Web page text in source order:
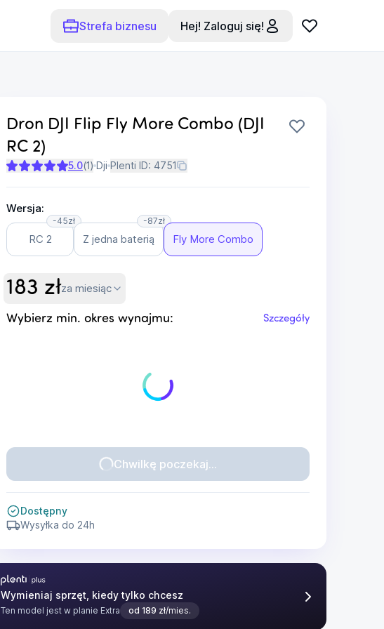
Strefa biznesu Hej! Zaloguj się!
Dron DJI Flip Fly More Combo (DJI
RC 2)
5.0(1) Dji Plenti ID: 4751
Wersja:
-45zł
RC 2
-87zł
Z jedna baterią Fly More Combo
183 złza miesiąc
Wybierz min. okres wynajmu: Szczegóły
Chwilkę poczekaj...
Dostępny
Wysyłka do 24h
Plenti Plus
Wymieniaj sprzęt, kiedy tylko chcesz
Ten model jest w planie Extra od 189 zł/mies.